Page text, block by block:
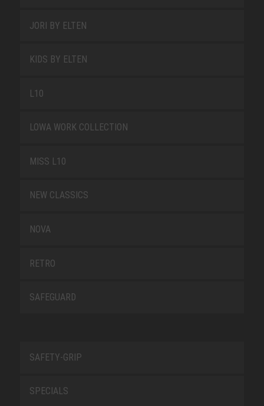
JORI BY ELTEN
KIDS BY ELTEN
L10
LOWA WORK COLLECTION
MISS L10
NEW CLASSICS
NOVA
RETRO
SAFEGUARD
SAFETY-GRIP
SPECIALS